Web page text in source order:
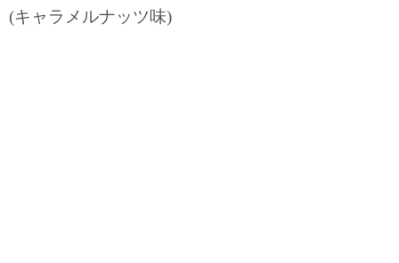
(キャラメルナッツ味)